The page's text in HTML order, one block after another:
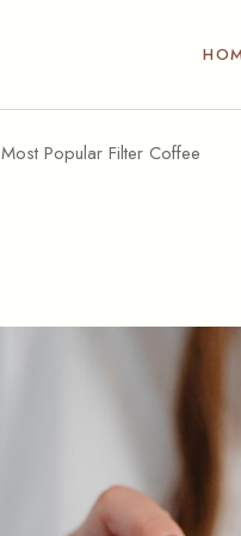
Main
Most Popular Filter Coffee